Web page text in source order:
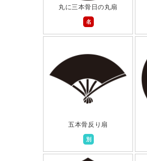
丸に三本骨日の丸扇
名
五本骨反り扇
別